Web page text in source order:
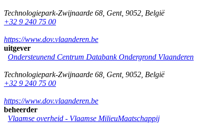
Technologiepark-Zwijnaarde 68 Gent, 9052 België
+32 9 240 75 00
https://www.dov.vlaanderen.be
uitgever
Ondersteunend Centrum Databank Ondergrond Vlaanderen
Technologiepark-Zwijnaarde 68 Gent, 9052 België
+32 9 240 75 00
https://www.dov.vlaanderen.be
beheerder
Vlaamse overheid - Vlaamse MilieuMaatschappij